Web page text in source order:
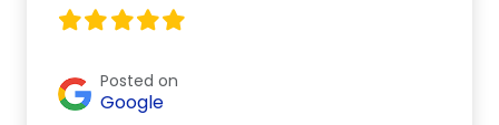
Posted on
Google